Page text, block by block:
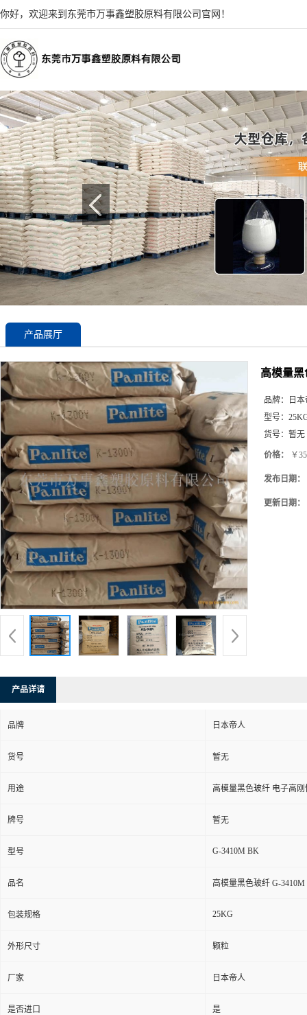
你好，欢迎来到东莞市万事鑫塑胶原料有限公司官网！
产品展厅
高模量
品牌：
日
型号：
货号： 暂无
价格： ￥
发布日期：
更新日期：
产品详请
品牌 日本帝人
货号 暂无
用途 高模量黑色玻纤 电子高刚
牌号 暂无
型号 G-3410M BK
品名 高模量黑色玻纤 G-
包装规格 25KG
外形尺寸 颗粒
厂家 日本帝人
是否进口 是